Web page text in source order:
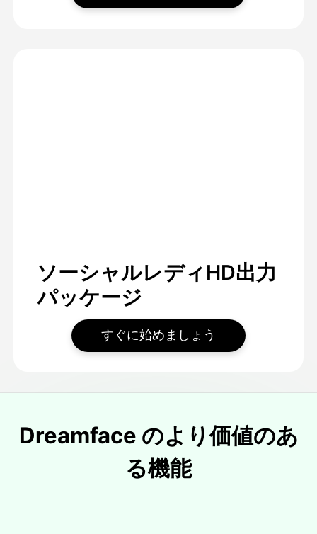
ソーシャルレディHD出力
パッケージ
すぐに始めましょう
Dreamface のより価値のあ
る機能